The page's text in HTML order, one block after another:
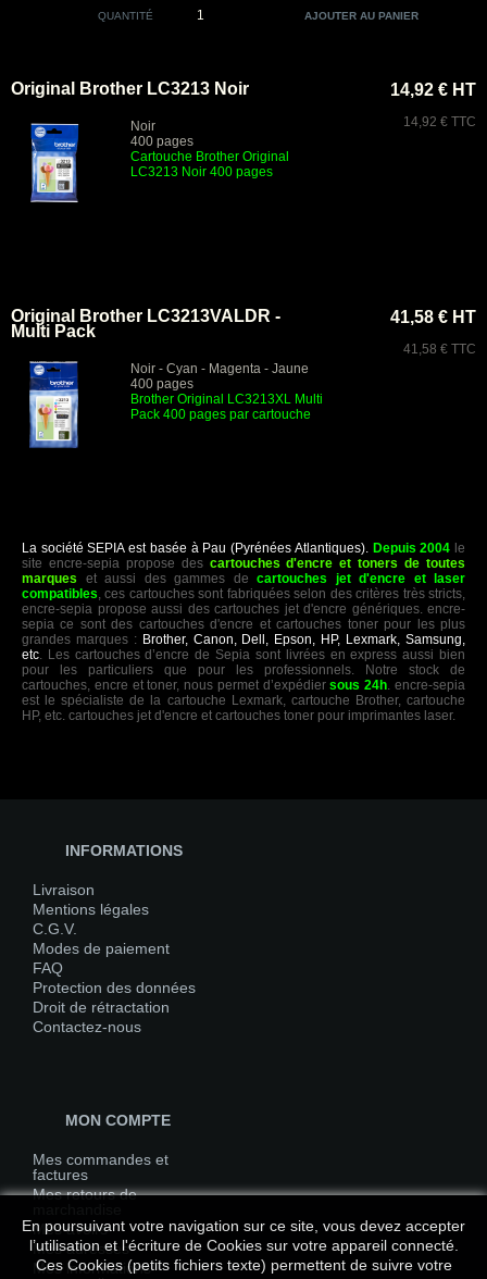
QUANTITÉ
Original Brother LC3213 Noir
Noir
400 pages
Cartouche Brother Original
LC3213 Noir 400 pages
14,92 € HT
14,92 € TTC
Original Brother LC3213VALDR -
Multi Pack
Noir - Cyan - Magenta - Jaune
400 pages
Brother Original LC3213XL Multi
Pack 400 pages par cartouche
41,58 € HT
41,58 € TTC
La société SEPIA est basée à Pau (Pyrénées Atlantiques). Depuis 2004 le
site encre-sepia propose des cartouches d'encre et toners de toutes
marques et aussi des gammes de cartouches jet d'encre et laser
compatibles, ces cartouches sont fabriquées selon des critères très stricts,
encre-sepia propose aussi des cartouches jet d'encre génériques. encre-
sepia ce sont des cartouches d'encre et cartouches toner pour les plus
grandes marques : Brother, Canon, Dell, Epson, HP, Lexmark, Samsung,
etc. Les cartouches d’encre de Sepia sont livrées en express aussi bien
pour les particuliers que pour les professionnels. Notre stock de
cartouches, encre et toner, nous permet d’expédiersous 24h. encre-sepia
est le spécialiste de la cartouche Lexmark, cartouche Brother, cartouche
HP, etc. cartouches jet d'encre et cartouches toner pour imprimantes laser.
INFORMATIONS
Livraison
Mentions légales
C.G.V.
Modes de paiement
FAQ
Protection des données
Droit de rétractation
Contactez-nous
MON COMPTE
Mes commandes et
factures
Mes retours de
Mes avoirs
Mes adresses
Mes informations
En poursuivant votre navigation sur ce site, vous devez accepter
l’utilisation et l'écriture de Cookies sur votre appareil connecté.
Ces Cookies (petits fichiers texte) permettent de suivre votre